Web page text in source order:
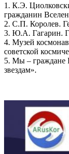
1. К.Э.
гражданин
2. С.П. Королев.
3. Ю.А. Гагарин.
4. Музей
советской
5. Мы – граждане
звездам».